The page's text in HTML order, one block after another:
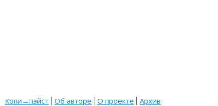
Копи→пэйст Об авторе О проекте Архив